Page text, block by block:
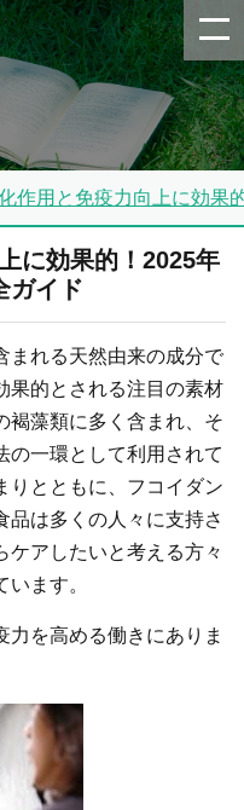
作用と免疫力向上に効果
に効果的！2025年
ガイド
まれる天然由来の成分で
果的とされる注目の素材
褐藻類に多く含まれ、そ
の一環として利用されて
りとともに、フコイダン
品は多くの人々に支持さ
ケアしたいと考える方々
ます。
力を高める働きにありま